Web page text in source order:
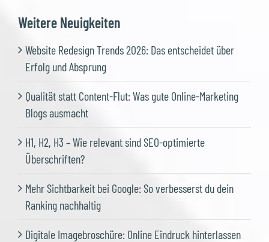
Weitere Neuigkeiten
Website Redesign Trends 2026: Das entscheidet über
Erfolg und Absprung
Qualität statt Content-Flut: Was gute Online-Marketing
Blogs ausmacht
H1, H2, H3 – Wie relevant sind SEO-optimierte
Überschriften?
Mehr Sichtbarkeit bei Google: So verbesserst du dein
Ranking nachhaltig
Digitale Imagebroschüre: Online Eindruck hinterlassen